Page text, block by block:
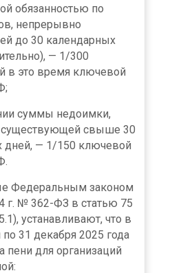
обязанностью по
непрерывно
до 30 календарных
— 1/300
в это время ключевой
суммы недоимки,
свыше 30
дней, — 1/150 ключевой
Федеральным законом
г. № 362-ФЗ в статью 75
устанавливают, что в
31 декабря 2025 года
пени для организаций